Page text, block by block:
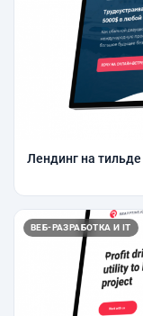
Лендинг на тильде
ВЕБ-РАЗРАБОТКА И IT